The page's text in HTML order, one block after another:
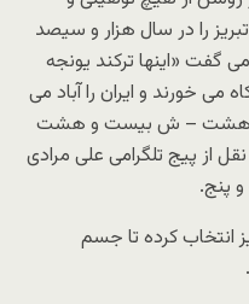
را در سال هزار و سیصد
گفت «اینها ترکند یونجه
می خورند و ایران را آباد می
و هشت – ش بیست و هشت
از پیج تلگرامی علی مرادی
پنج.
انتخاب کرده تا جسم